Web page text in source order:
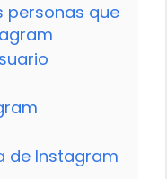
personas que
de Instagram